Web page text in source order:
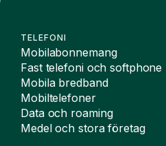
TELEFONI
Mobilabonnemang
Fast telefoni och softphone
Mobila bredband
Mobiltelefoner
Data och roaming
Medel och stora företag